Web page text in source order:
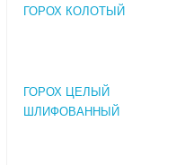
ГОРОХ КОЛОТЫЙ
ГОРОХ ЦЕЛЫЙ
ШЛИФОВАННЫЙ